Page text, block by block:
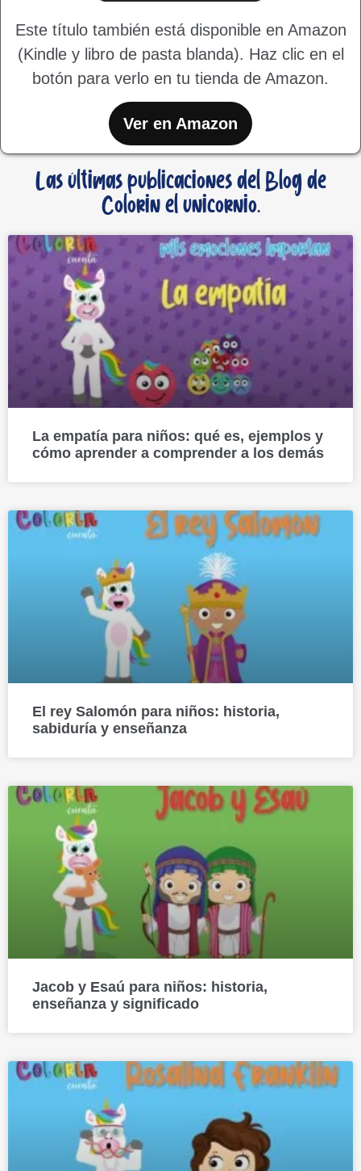
Este título también está disponible en Amazon
(Kindle y libro de pasta blanda). Haz clic en el
botón para verlo en tu tienda de Amazon.
Ver en Amazon
Las últimas publicaciones del Blog de
Colorin el unicornio.
La empatía para niños: qué es, ejemplos y
cómo aprender a comprender a los demás
El rey Salomón para niños: historia,
sabiduría y enseñanza
Jacob y Esaú para niños: historia,
enseñanza y significado